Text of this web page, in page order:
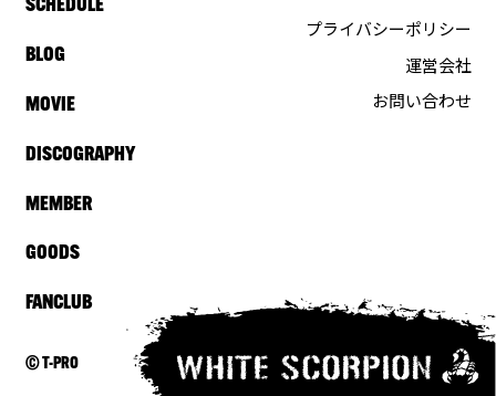
SCHEDULE
BLOG
MOVIE
DISCOGRAPHY
MEMBER
GOODS
FANCLUB
プライバシーポリシー
運営会社
お問い合わせ
© T-PRO